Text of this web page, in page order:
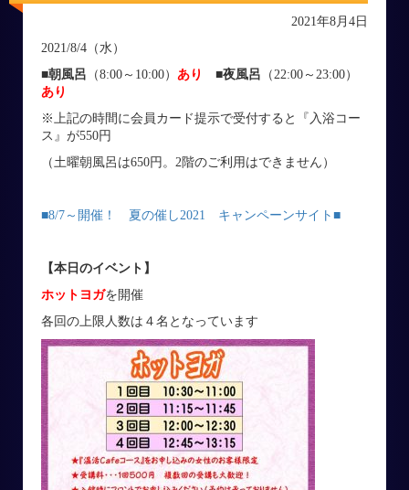
2021年8月4日
2021/8/4（水）
■朝風呂 （8:00～10:00） あり ■夜風呂 （22:00～23:00）
あり
※上記の時間に会員カード提示で受付すると『入浴コー
ス』が550円
（土曜朝風呂は650円。2階のご利用はできません）
■8/7～開催！ 夏の催し2021 キャンペーンサイト■
【本日のイベント】
ホットヨガを開催
各回の上限人数は４名となっています